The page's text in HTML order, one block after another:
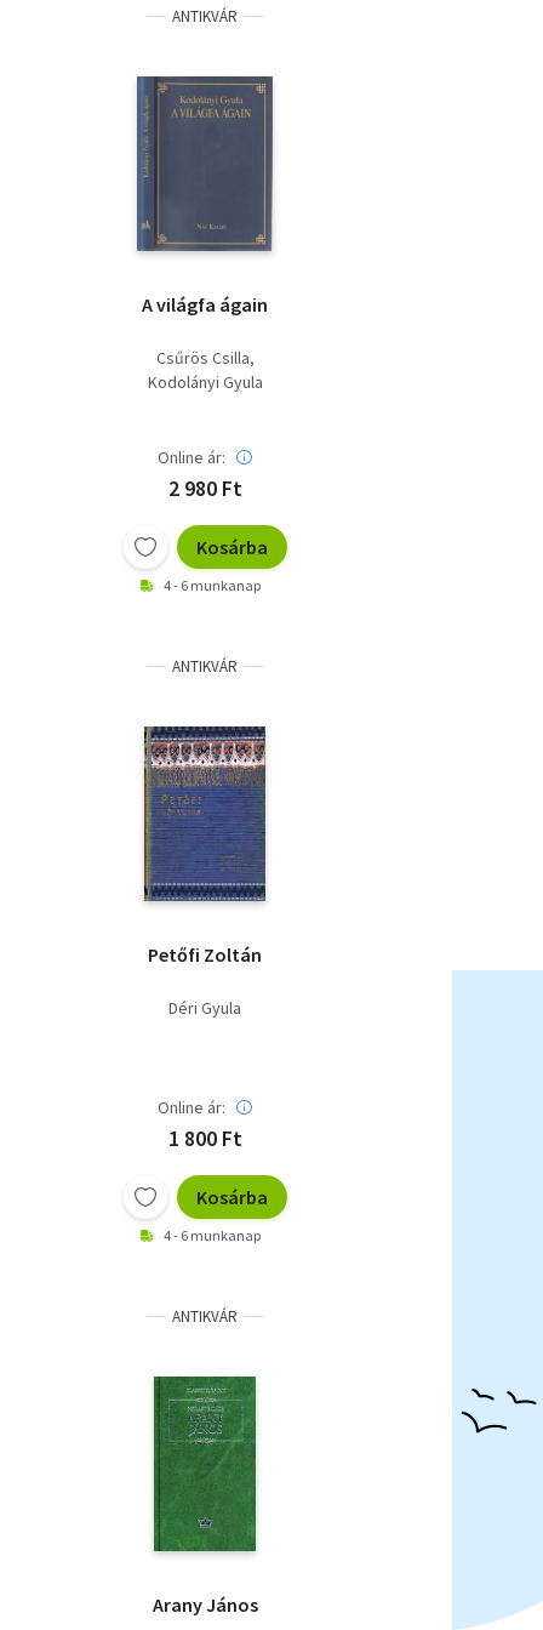
ANTIKVÁR
A világfa ágain
Csűrös Csilla
Kodolányi Gyula
Online ár:
2 980 Ft
Kosárba
4 - 6 munkanap
ANTIKVÁR
Petőfi Zoltán
Déri Gyula
Online ár:
1 800 Ft
Kosárba
4 - 6 munkanap
ANTIKVÁR
Arany János